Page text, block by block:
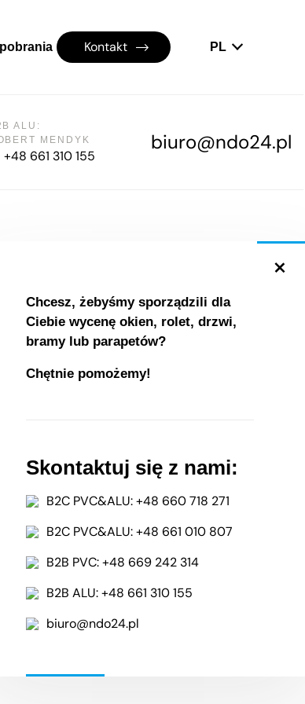
+
Chcesz, żebyśmy sporządzili dla
Ciebie wycenę okien, rolet, drzwi,
bramy lub parapetów?
Chętnie pomożemy!
Skontaktuj się z nami:
B2C PVC&ALU: +48 660 718 271
B2C PVC&ALU: +48 661 010 807
B2B PVC: +48 669 242 314
B2B ALU: +48 661 310 155
biuro@ndo24.pl
Kontakt PL
ALU:
MENDYK
+48 661 310 155
biuro@ndo24.pl
- przetwarzamy dane osobowe zgodnie z RODO [GDPR]